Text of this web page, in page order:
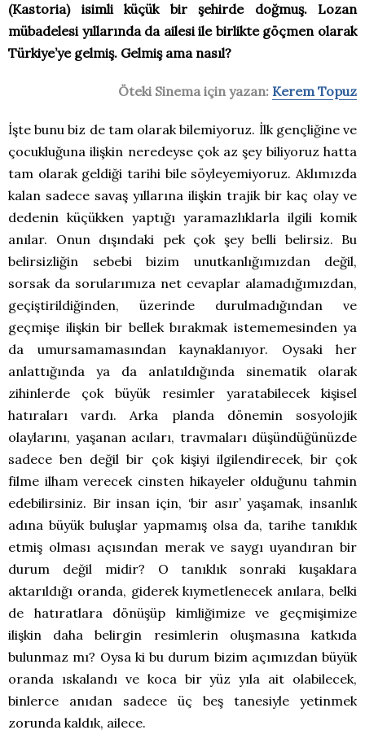
(Kastoria) isimli küçük bir şehirde doğmuş. Lozan
mübadelesi yıllarında da ailesi ile birlikte göçmen olarak
Türkiye’ye gelmiş. Gelmiş ama nasıl?
Öteki Sinema için yazan: Kerem Topuz
İşte bunu biz de tam olarak bilemiyoruz. İlk gençliğine ve
çocukluğuna ilişkin neredeyse çok az şey biliyoruz hatta
tam olarak geldiği tarihi bile söyleyemiyoruz. Aklımızda
kalan sadece savaş yıllarına ilişkin trajik bir kaç olay ve
dedenin küçükken yaptığı yaramazlıklarla ilgili komik
anılar. Onun dışındaki pek çok şey belli belirsiz. Bu
belirsizliğin sebebi bizim unutkanlığımızdan değil,
sorsak da sorularımıza net cevaplar alamadığımızdan,
geçiştirildiğinden, üzerinde durulmadığından ve
geçmişe ilişkin bir bellek bırakmak istememesinden ya
da umursamamasından kaynaklanıyor. Oysaki her
anlattığında ya da anlatıldığında sinematik olarak
zihinlerde çok büyük resimler yaratabilecek kişisel
hatıraları vardı. Arka planda dönemin sosyolojik
olaylarını, yaşanan acıları, travmaları düşündüğünüzde
sadece ben değil bir çok kişiyi ilgilendirecek, bir çok
filme ilham verecek cinsten hikayeler olduğunu tahmin
edebilirsiniz. Bir insan için, ‘bir asır’ yaşamak, insanlık
adına büyük buluşlar yapmamış olsa da, tarihe tanıklık
etmiş olması açısından merak ve saygı uyandıran bir
durum değil midir? O tanıklık sonraki kuşaklara
aktarıldığı oranda, giderek kıymetlenecek anılara, belki
de hatıratlara dönüşüp kimliğimize ve geçmişimize
ilişkin daha belirgin resimlerin oluşmasına katkıda
bulunmaz mı? Oysa ki bu durum bizim açımızdan büyük
oranda ıskalandı ve koca bir yüz yıla ait olabilecek,
binlerce anıdan sadece üç beş tanesiyle yetinmek
zorunda kaldık, ailece.